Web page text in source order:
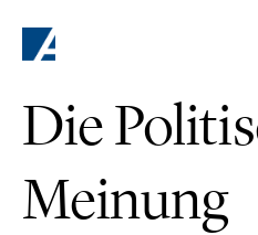
Die
Meinung